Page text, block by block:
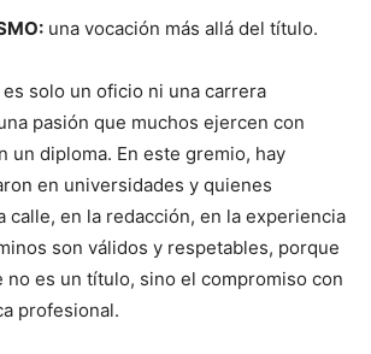
una vocación más allá del título.
solo un oficio ni una carrera
pasión que muchos ejercen con
un diploma. En este gremio, hay
en universidades y quienes
calle, en la redacción, en la experiencia
son válidos y respetables, porque
no es un título, sino el compromiso con
profesional.